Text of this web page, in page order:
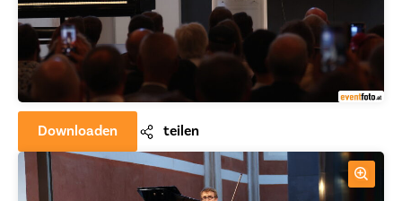
Downloaden teilen